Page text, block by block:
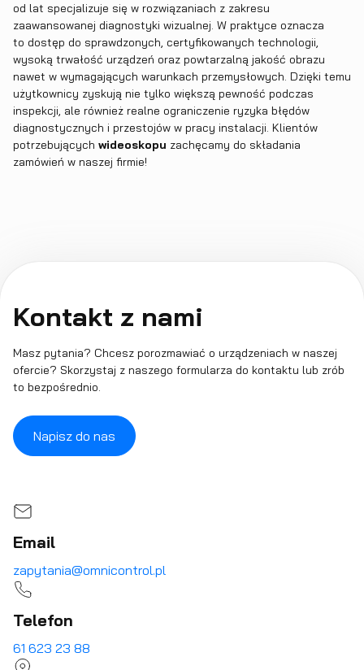
od lat specjalizuje się w rozwiązaniach z zakresu
zaawansowanej diagnostyki wizualnej. W praktyce oznacza
to dostęp do sprawdzonych, certyfikowanych technologii,
wysoką trwałość urządzeń oraz powtarzalną jakość obrazu
nawet w wymagających warunkach przemysłowych. Dzięki temu
użytkownicy zyskują nie tylko większą pewność podczas
inspekcji, ale również realne ograniczenie ryzyka błędów
diagnostycznych i przestojów w pracy instalacji. Klientów
potrzebujących wideoskopu zachęcamy do składania
zamówień w naszej firmie!
Kontakt z nami
Masz pytania? Chcesz porozmawiać o urządzeniach w naszej
ofercie? Skorzystaj z naszego formularza do kontaktu lub zrób
to bezpośrednio.
Napisz do nas
Email
zapytania@omnicontrol.pl
Telefon
61 623 23 88